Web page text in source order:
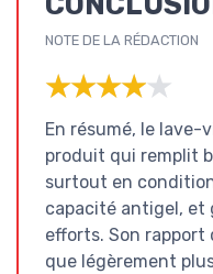
NOTE DE LA RÉDACTION
★★★★★
★★★★★
En résumé, le lave-
produit qui remplit
surtout en
capacité antigel, et
efforts. Son
que légèrement